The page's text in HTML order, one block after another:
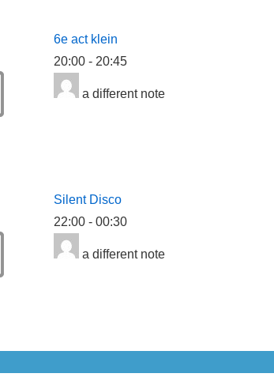
6e act klein
20:00- 20:45
a different note
Silent Disco
22:00- 00:30
a different note